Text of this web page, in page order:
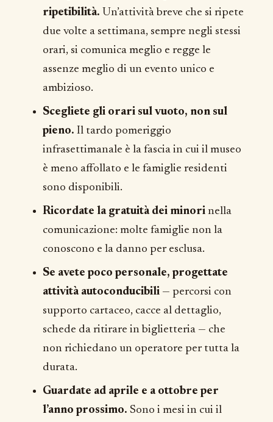
ripetibilità. Un’attività breve che si ripete
due volte a settimana, sempre negli stessi
orari, si comunica meglio e regge le
assenze meglio di un evento unico e
ambizioso.
Scegliete gli orari sul vuoto, non sul
pieno. Il tardo pomeriggio
infrasettimanale è la fascia in cui il museo
è meno affollato e le famiglie residenti
sono disponibili.
Ricordate la gratuità dei minori nella
comunicazione: molte famiglie non la
conoscono e la danno per esclusa.
Se avete poco personale, progettate
attività autoconducibili — percorsi con
supporto cartaceo, cacce al dettaglio,
schede da ritirare in biglietteria — che
non richiedano un operatore per tutta la
durata.
Guardate ad aprile e a ottobre per
l’anno prossimo. Sono i mesi in cui il